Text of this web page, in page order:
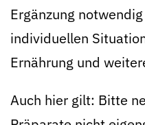
Ergänzung
individuellen
Ernährung und
Auch hier gilt: Bitte